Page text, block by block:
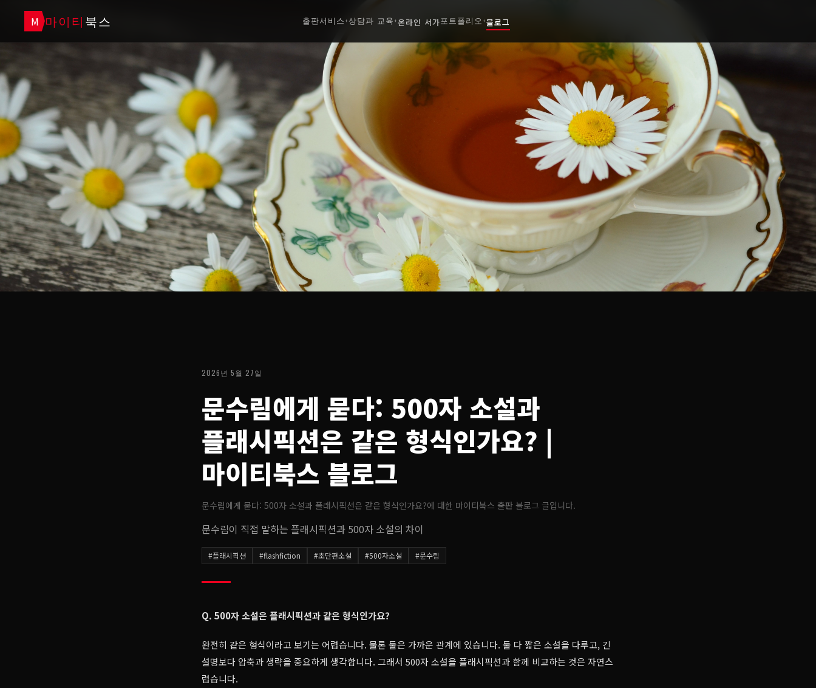
M 마이티 북스 출판서비스 +상담과 교육 +온라인 서가 포트폴리오 +블로그
2026년 5월 27일
문수림에게 묻다: 500자 소설과
플래시픽션은 같은 형식인가요? |
마이티북스 블로그
문수림에게 묻다: 500자 소설과 플래시픽션은 같은 형식인가요?에 대한 마이티북스 출판 블로그 글입니다.
문수림이 직접 말하는 플래시픽션과 500자 소설의 차이
#플래시픽션 #flashfiction #초단편소설 #500자소설 #문수림
Q. 500자 소설은 플래시픽션과 같은 형식인가요?
완전히 같은 형식이라고 보기는 어렵습니다. 물론 둘은 가까운 관계에 있습니다. 둘 다 짧은 소설을 다루고, 긴
설명보다 압축과 생략을 중요하게 생각합니다. 그래서 500자 소설을 플래시픽션과 함께 비교하는 것은 자연스
럽습니다.